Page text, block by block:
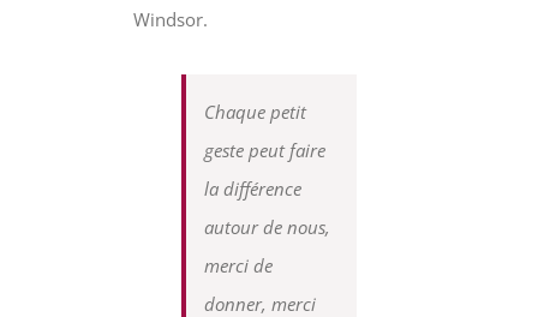
Windsor.
Chaque petit
geste peut faire
la différence
autour de nous,
merci de
donner, merci